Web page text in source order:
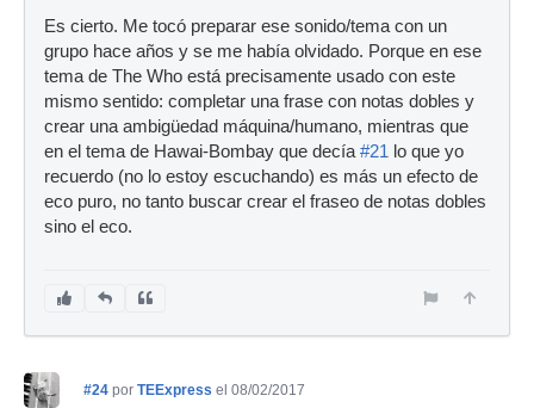
Es cierto. Me tocó preparar ese sonido/tema con un
grupo hace años y se me había olvidado. Porque en ese
tema de The Who está precisamente usado con este
mismo sentido: completar una frase con notas dobles y
crear una ambigüedad máquina/humano, mientras que
en el tema de Hawai-Bombay que decía #21 lo que yo
recuerdo (no lo estoy escuchando) es más un efecto de
eco puro, no tanto buscar crear el fraseo de notas dobles
sino el eco.
#24 por TEExpress el 08/02/2017